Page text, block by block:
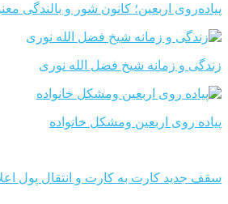
پیاده‌روی اربعین؛ کانون شور و بالندگی
زندگی و زمانه شیخ فضل الله نوری
پیاده روی اربعین ومشکل خانواده
سقف جدید کارت به کارت و انتقال پول